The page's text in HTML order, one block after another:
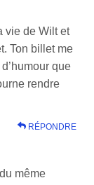
vie de Wilt et
Ton billet me
que
rendre
RÉPONDRE
même